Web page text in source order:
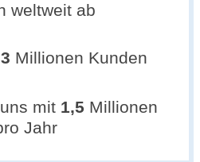
weltweit ab
3 Millionen Kunden
mit 1,5 Millionen
Jahr